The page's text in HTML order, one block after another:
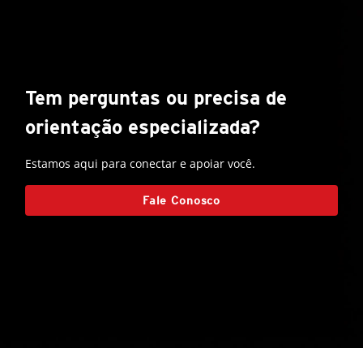
Tem perguntas ou precisa de
orientação especializada?
Estamos aqui para conectar e apoiar você.
Fale Conosco